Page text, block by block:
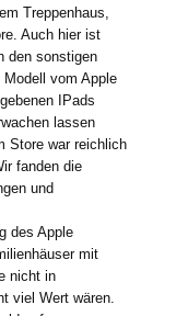
Treppenhaus,
Auch hier ist
den sonstigen
vom Apple
IPads
lassen
Store war reichlich
fanden die
und
des Apple
mit
nicht in
viel Wert wären.